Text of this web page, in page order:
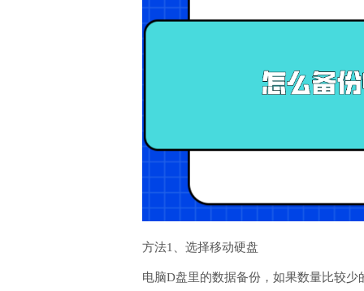
方法1、选择移动硬盘
电脑D盘里的数据备份，如果数量比较